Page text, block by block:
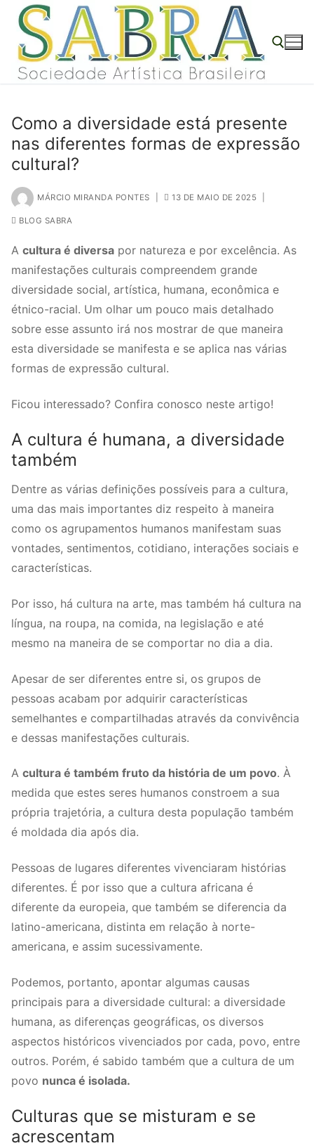
conteúdo
Pular
para
conteúdo
Como a diversidade está presente
nas diferentes formas de expressão
cultural?
MÁRCIO MIRANDA PONTES 13 DE MAIO DE 2025
BLOG SABRA
A cultura é diversa por natureza e por excelência. As
manifestações culturais compreendem grande
diversidade social, artística, humana, econômica e
étnico-racial. Um olhar um pouco mais detalhado
sobre esse assunto irá nos mostrar de que maneira
esta diversidade se manifesta e se aplica nas várias
formas de expressão cultural.
Ficou interessado? Confira conosco neste artigo!
A cultura é humana, a diversidade
também
Dentre as várias definições possíveis para a cultura,
uma das mais importantes diz respeito à maneira
como os agrupamentos humanos manifestam suas
vontades, sentimentos, cotidiano, interações sociais e
características.
Por isso, há cultura na arte, mas também há cultura na
língua, na roupa, na comida, na legislação e até
mesmo na maneira de se comportar no dia a dia.
Apesar de ser diferentes entre si, os grupos de
pessoas acabam por adquirir características
semelhantes e compartilhadas através da convivência
e dessas manifestações culturais.
A cultura é também fruto da história de um povo. À
medida que estes seres humanos constroem a sua
própria trajetória, a cultura desta população também
é moldada dia após dia.
Pessoas de lugares diferentes vivenciaram histórias
diferentes. É por isso que a cultura africana é
diferente da europeia, que também se diferencia da
latino-americana, distinta em relação à norte-
americana, e assim sucessivamente.
Podemos, portanto, apontar algumas causas
principais para a diversidade cultural: a diversidade
humana, as diferenças geográficas, os diversos
aspectos históricos vivenciados por cada, povo, entre
outros. Porém, é sabido também que a cultura de um
povo nunca é isolada.
Culturas que se misturam e se
acrescentam